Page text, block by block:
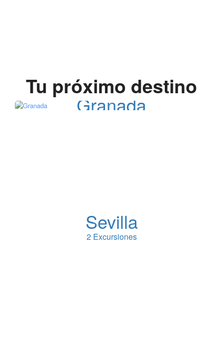
Tu próximo destino
Granada
Sevilla
2 Excursiones